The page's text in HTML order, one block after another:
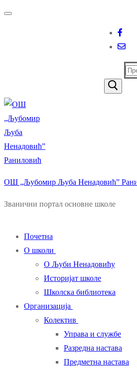
Прескочи
Изборник
Затворити
ОШ „Љубомир Љуба Ненадовић”
Званични портал основне школе
Почетна
О школи
О Љуби Ненадовићу
Историјат школе
Школска библиотека
Организација
Колектив
Управа и службе
Разредна настава
Предметна настава